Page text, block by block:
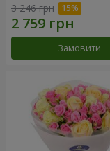
3 246 грн
Замовити